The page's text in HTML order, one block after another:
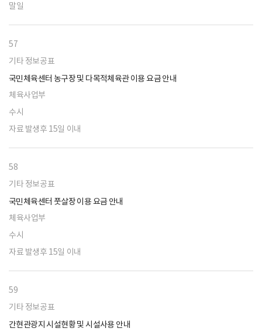
말일
57
기타 정보공표
국민체육센터 농구장 및 다목적체육관 이용 요금 안내
체육사업부
수시
자료 발생후 15일 이내
58
기타 정보공표
국민체육센터 풋살장 이용 요금 안내
체육사업부
수시
자료 발생후 15일 이내
59
기타 정보공표
간현관광지 시설현황 및 시설사용 안내